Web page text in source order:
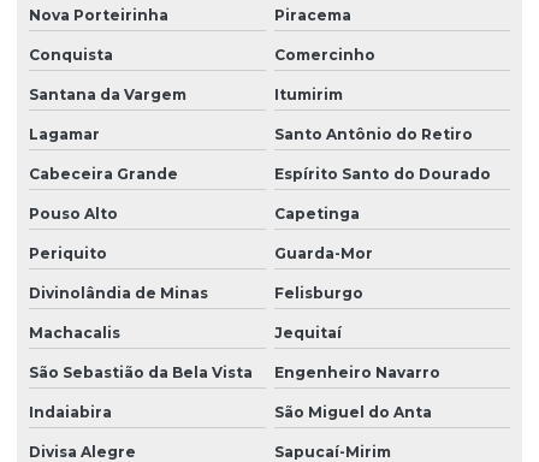
Nova Porteirinha Piracema
Conquista Comercinho
Santana da Vargem Itumirim
Lagamar Santo Antônio do Retiro
Cabeceira Grande Espírito Santo do Dourado
Pouso Alto Capetinga
Periquito Guarda-Mor
Divinolândia de Minas Felisburgo
Machacalis Jequitaí
São Sebastião da Bela Vista Engenheiro Navarro
Indaiabira São Miguel do Anta
Divisa Alegre Sapucaí-Mirim